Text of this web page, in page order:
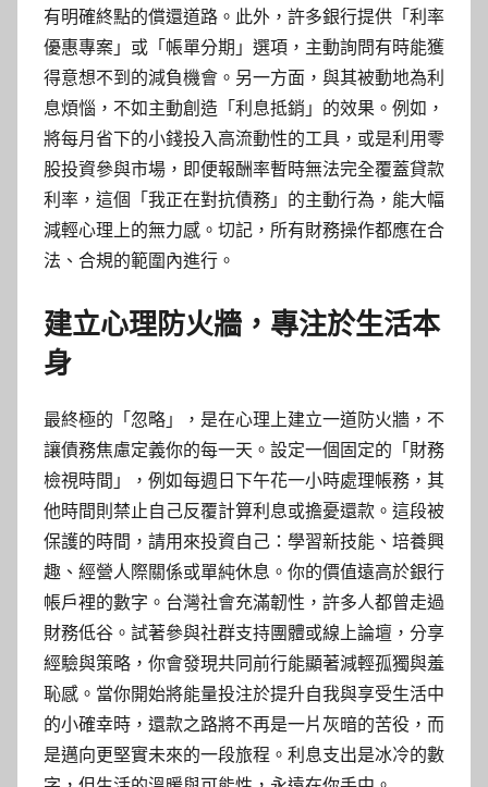
有明確終點的償還道路。此外，許多銀行提供「利率
優惠專案」或「帳單分期」選項，主動詢問有時能獲
得意想不到的減負機會。另一方面，與其被動地為利
息煩惱，不如主動創造「利息抵銷」的效果。例如，
將每月省下的小錢投入高流動性的工具，或是利用零
股投資參與市場，即便報酬率暫時無法完全覆蓋貸款
利率，這個「我正在對抗債務」的主動行為，能大幅
減輕心理上的無力感。切記，所有財務操作都應在合
法、合規的範圍內進行。
建立心理防火牆，專注於生活本
身
最終極的「忽略」，是在心理上建立一道防火牆，不
讓債務焦慮定義你的每一天。設定一個固定的「財務
檢視時間」，例如每週日下午花一小時處理帳務，其
他時間則禁止自己反覆計算利息或擔憂還款。這段被
保護的時間，請用來投資自己：學習新技能、培養興
趣、經營人際關係或單純休息。你的價值遠高於銀行
帳戶裡的數字。台灣社會充滿韌性，許多人都曾走過
財務低谷。試著參與社群支持團體或線上論壇，分享
經驗與策略，你會發現共同前行能顯著減輕孤獨與羞
恥感。當你開始將能量投注於提升自我與享受生活中
的小確幸時，還款之路將不再是一片灰暗的苦役，而
是邁向更堅實未來的一段旅程。利息支出是冰冷的數